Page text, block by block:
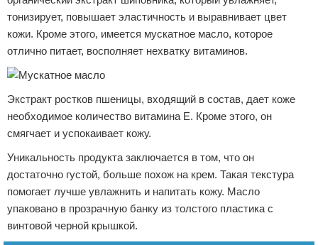
тонизирует, повышает эластичность и выравнивает цвет
кожи. Кроме этого, имеется мускатное масло, которое
отлично питает, восполняет нехватку витаминов.
Экстракт ростков пшеницы, входящий в состав, дает коже
необходимое количество витамина E. Кроме этого, он
смягчает и успокаивает кожу.
Уникальность продукта заключается в том, что он
достаточно густой, больше похож на крем. Такая текстура
помогает лучше увлажнить и напитать кожу. Масло
упаковано в прозрачную банку из толстого пластика с
винтовой черной крышкой.